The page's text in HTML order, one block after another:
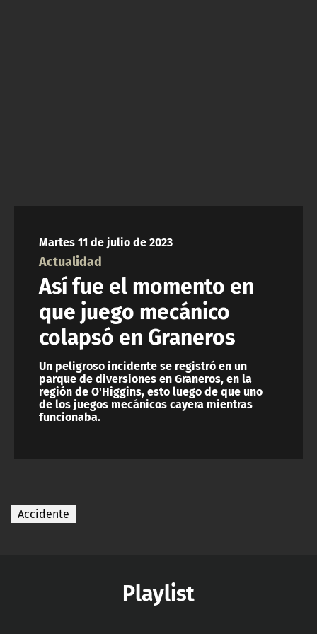
Martes 11 de julio de 2023
Actualidad
Así fue el momento en
que juego mecánico
colapsó en Graneros
Un peligroso incidente se registró en un
parque de diversiones en Graneros, en la
región de O'Higgins, esto luego de que uno
de los juegos mecánicos cayera mientras
funcionaba.
Accidente
Playlist